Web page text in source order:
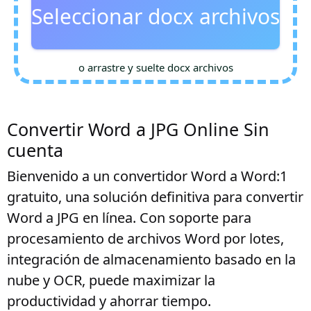
Seleccionar docx archivos
o arrastre y suelte docx archivos
Convertir Word a JPG Online Sin
cuenta
Bienvenido a un convertidor Word a Word:1
gratuito, una solución definitiva para convertir
Word a JPG en línea. Con soporte para
procesamiento de archivos Word por lotes,
integración de almacenamiento basado en la
nube y OCR, puede maximizar la
productividad y ahorrar tiempo.